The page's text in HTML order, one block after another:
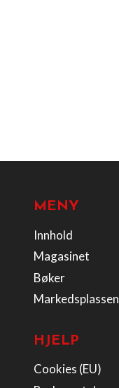
MENY
Innhold
Magasinet
Bøker
Markedsplassen
HJELP
Cookies (EU)